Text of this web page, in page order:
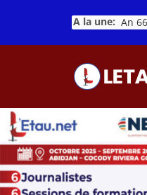
contenu
A la une: